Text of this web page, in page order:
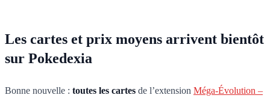
Les cartes et prix moyens arrivent bientôt
sur Pokedexia
Bonne nouvelle : toutes les cartes de l’extension Méga-Évolution –